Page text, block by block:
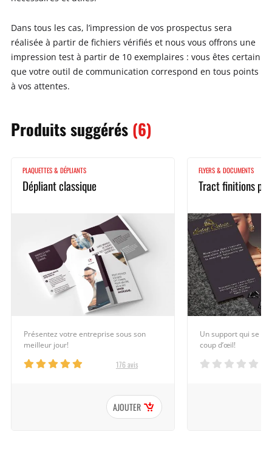
Dans tous les cas, l’impression de vos prospectus sera
réalisée à partir de fichiers vérifiés et nous vous offrons une
impression test à partir de 10 exemplaires : vous êtes certain
que votre outil de communication correspond en tous points
à vos attentes.
Produitssuggérés(6)
PLAQUETTES & DÉPLIANTS
Dépliant classique
Présentez votre entreprise sous son
meilleur jour!
176 avis
AJOUTER
FLYERS & DOCUMENTS
Tract finitions
Un support qui se
coup d’œil!